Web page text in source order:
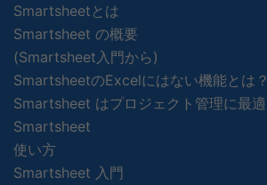
Smartsheetとは
Smartsheet の概要
(Smartsheet入門から)
SmartsheetのExcelにはない機能とは？
Smartsheet はプロジェクト管理に最適
Smartsheet
使い方
Smartsheet 入門